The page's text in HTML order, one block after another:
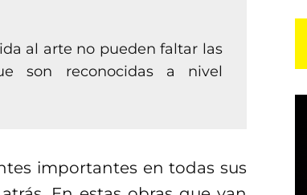
al arte no pueden faltar las
son reconocidas a nivel
importantes en todas sus